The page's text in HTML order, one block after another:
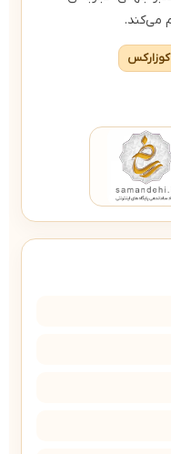
می‌کند.
کوزارکس